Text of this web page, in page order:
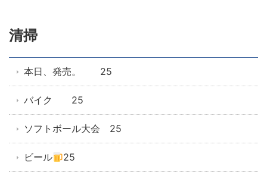
清掃
本日、発売。 25
バイク 25
ソフトボール大会 25
ビール 25